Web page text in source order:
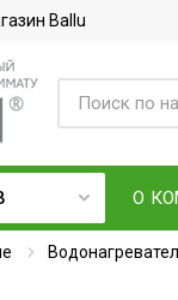
Ballu
О